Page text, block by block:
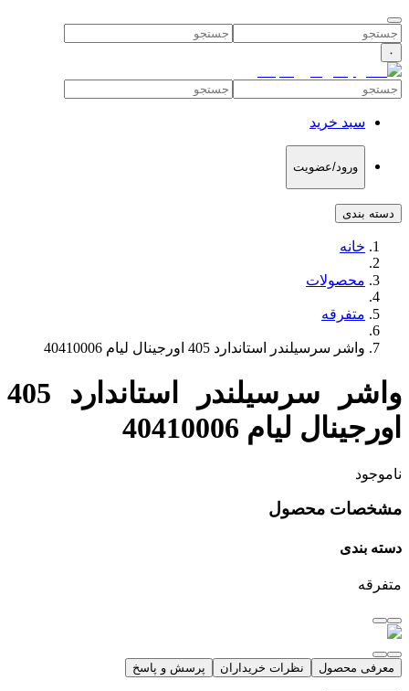
۰
سبد خرید
ورود/عضویت
دسته بندی
خانه
محصولات
متفرقه
واشر سرسیلندر استاندارد 405 اورجینال لیام 40410006
واشر سرسیلندر استاندارد 405
اورجینال لیام 40410006
ناموجود
مشخصات محصول
دسته بندی
متفرقه
معرفی محصول نظرات خریداران پرسش و پاسخ